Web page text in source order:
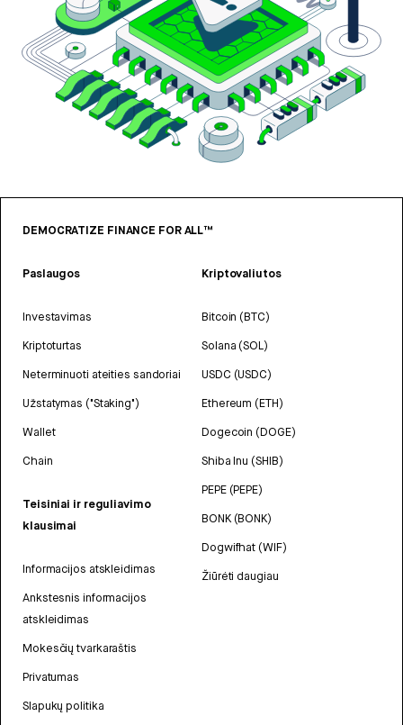
DEMOCRATIZE FINANCE FOR ALL™
Paslaugos
Investavimas
Kriptoturtas
Neterminuoti ateities sandoriai
Užstatymas ("Staking")
Wallet
Chain
Teisiniai ir reguliavimo
klausimai
Informacijos atskleidimas
Ankstesnis informacijos
atskleidimas
Mokesčių tvarkaraštis
Privatumas
Slapukų politika
Kriptovaliutos
Bitcoin (BTC)
Solana (SOL)
USDC (USDC)
Ethereum (ETH)
Dogecoin (DOGE)
Shiba Inu (SHIB)
PEPE (PEPE)
BONK (BONK)
Dogwifhat (WIF)
Žiūrėti daugiau